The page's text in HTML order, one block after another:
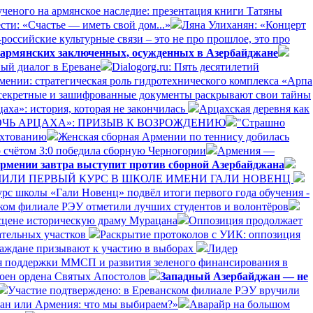
на армянское наследие: презентация книги Татяны
«Счастье — иметь свой дом...»
Ляна Улиханян: «Концерт
культурные связи – это не про прошлое, это про
заключенных, осужденных в Азербайджане
диалог в Ереване
Dialogorg.ru: Пять десятилетий
стратегическая роль гидротехнического комплекса «Арпа
и зашифрованные документы раскрывают свои тайны
история, которая не закончилась
Арцахская деревня как
АРЦАХА»: ПРИЗЫВ К ВОЗРОЖДЕНИЮ
"Страшно
Женская сборная Армении по теннису добилась
3:0 победила сборную Черногории
Армения —
завтра выступит против сборной Азербайджана
ПЕРВЫЙ КУРС В ШКОЛЕ ИМЕНИ ГАЛИ НОВЕНЦ
школы «Гали Новенц» подвёл итоги первого года обучения -
филиале РЭУ отметили лучших студентов и волонтёров
историческую драму Мурацана
Оппозиция продолжает
участков
Раскрытие протоколов с УИК: оппозиция
призывают к участию в выборах
Лидер
ММСП и развития зеленого финансирования в
ордена Святых Апостолов
Западный Азербайджан — не
Участие подтверждено: в Ереванском филиале РЭУ вручили
или Армения: что мы выбираем?»
Аварайр на большом